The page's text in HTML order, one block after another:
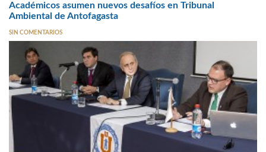
Académicos asumen nuevos desafíos en Tribunal
Ambiental de Antofagasta
SIN COMENTARIOS